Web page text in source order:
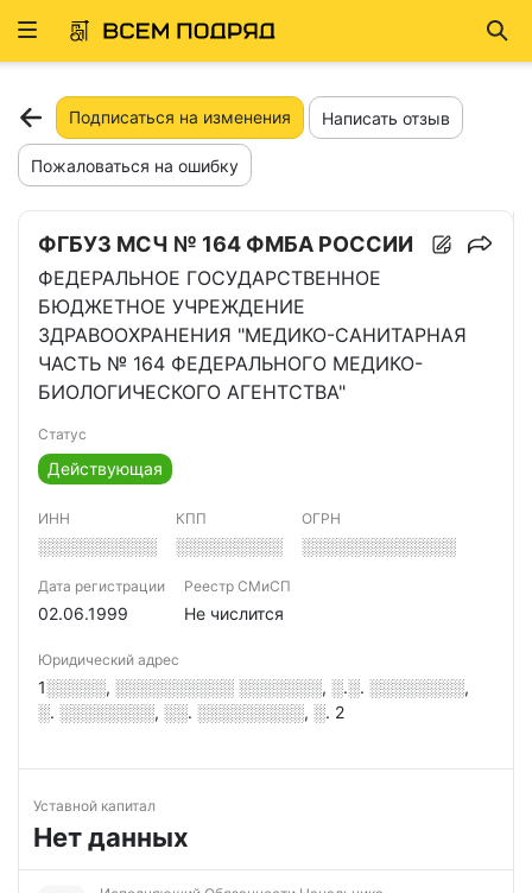
Развернуть
Подписаться на изменения Написать отзыв
Пожаловаться на ошибку
ФГБУЗ МСЧ № 164 ФМБА РОССИИ
ФЕДЕРАЛЬНОЕ ГОСУДАРСТВЕННОЕ
БЮДЖЕТНОЕ УЧРЕЖДЕНИЕ
ЗДРАВООХРАНЕНИЯ "МЕДИКО-САНИТАРНАЯ
ЧАСТЬ № 164 ФЕДЕРАЛЬНОГО МЕДИКО-
БИОЛОГИЧЕСКОГО АГЕНТСТВА"
Статус
Действующая
ИНН
░░░░░░░░░░
КПП
░░░░░░░░░
ОГРН
░░░░░░░░░░░░░
Дата регистрации
02.06.1999
Реестр СМиСП
Не числится
Юридический адрес
1░░░░░, ░░░░░░░░░░ ░░░░░░░, ░.░. ░░░░░░░░,
░. ░░░░░░░░, ░░. ░░░░░░░░░, ░. 2
Уставной капитал
Нет данных